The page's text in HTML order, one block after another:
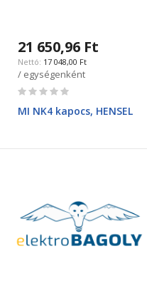
21 650,96 Ft
17 048,00 Ft
/ egységenként
Rating:
MI NK4 kapocs, HENSEL